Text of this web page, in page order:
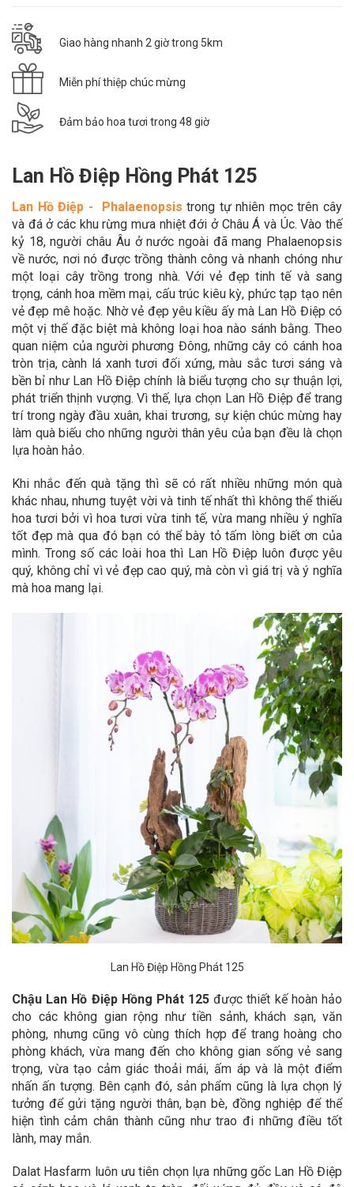
Giao hàng nhanh 2 giờ trong 5km
Miễn phí thiệp chúc mừng
Đảm bảo hoa tươi trong 48 giờ
Lan Hồ Điệp Hồng Phát 125
Lan Hồ Điệp - Phalaenopsis trong tự nhiên mọc trên cây
và đá ở các khu rừng mưa nhiệt đới ở Châu Á và Úc. Vào thế
kỷ 18, người châu Âu ở nước ngoài đã mang Phalaenopsis
về nước, nơi nó được trồng thành công và nhanh chóng như
một loại cây trồng trong nhà. Với vẻ đẹp tinh tế và sang
trọng, cánh hoa mềm mại, cấu trúc kiêu kỳ, phức tạp tạo nên
vẻ đẹp mê hoặc. Nhờ vẻ đẹp yêu kiều ấy mà Lan Hồ Điệp có
một vị thế đặc biệt mà không loại hoa nào sánh bằng. Theo
quan niệm của người phương Đông, những cây có cánh hoa
tròn trịa, cành lá xanh tươi đối xứng, màu sắc tươi sáng và
bền bỉ như Lan Hồ Điệp chính là biểu tượng cho sự thuận lợi,
phát triển thịnh vượng. Vì thế, lựa chọn Lan Hồ Điệp để trang
trí trong ngày đầu xuân, khai trương, sự kiện chúc mừng hay
làm quà biếu cho những người thân yêu của bạn đều là chọn
lựa hoàn hảo.
Khi nhắc đến quà tặng thì sẽ có rất nhiều những món quà
khác nhau, nhưng tuyệt vời và tinh tế nhất thì không thể thiếu
hoa tươi bởi vì hoa tươi vừa tinh tế, vừa mang nhiều ý nghĩa
tốt đẹp mà qua đó bạn có thể bày tỏ tấm lòng biết ơn của
mình. Trong số các loài hoa thì Lan Hồ Điệp luôn được yêu
quý, không chỉ vì vẻ đẹp cao quý, mà còn vì giá trị và ý nghĩa
mà hoa mang lại.
Lan Hồ Điệp Hồng Phát 125
Chậu Lan Hồ Điệp Hồng Phát 125được thiết kế hoàn hảo
cho các không gian rộng như tiền sảnh, khách sạn, văn
phòng, nhưng cũng vô cùng thích hợp để trang hoàng cho
phòng khách, vừa mang đến cho không gian sống vẻ sang
trọng, vừa tạo cảm giác thoải mái, ấm áp và là một điểm
nhấn ấn tượng. Bên cạnh đó, sản phẩm cũng là lựa chọn lý
tưởng để gửi tặng người thân, bạn bè, đồng nghiệp để thể
hiện tình cảm chân thành cũng như trao đi những điều tốt
lành, may mắn.
Dalat Hasfarm luôn ưu tiên chọn lựa những gốc Lan Hồ Điệp